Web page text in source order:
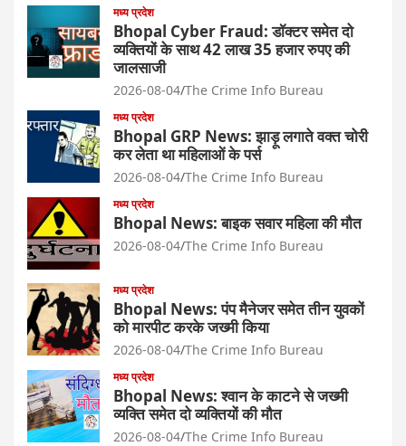
मध्य प्रदेश
Bhopal Cyber Fraud: डॉक्टर समेत दो
व्यक्तियों के साथ 42 लाख 35 हजार रुपए की
जालसाजी
2026-08-04 The Crime Info Bureau
मध्य प्रदेश
Bhopal GRP News: झाड़ू लगाते वक्त चोरी
कर लेता था महिलाओं के पर्स
2026-08-04 The Crime Info Bureau
मध्य प्रदेश
Bhopal News: बाइक सवार महिला की मौत
2026-08-04 The Crime Info Bureau
मध्य प्रदेश
Bhopal News: पंप मैनेजर समेत तीन युवकों
को मारपीट करके जख्मी किया
2026-08-04 The Crime Info Bureau
मध्य प्रदेश
Bhopal News: श्वान के काटने से जख्मी
व्यक्ति समेत दो व्यक्तियों की मौत
2026-08-04 The Crime Info Bureau